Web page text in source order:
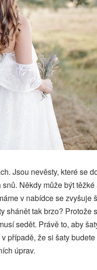
Jsou nevěsty, které se
Někdy může být
v nabídce se zvyšuje
shánět tak brzo? Protože
sedět. Právě to, aby
případě, že si šaty
úprav.